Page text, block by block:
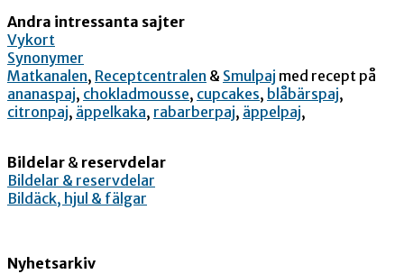
Andra intressanta sajter
Vykort
Synonymer
Matkanalen, Receptcentralen & Smulpaj med recept på
ananaspaj, chokladmousse, cupcakes, blåbärspaj,
citronpaj, äppelkaka, rabarberpaj, äppelpaj,
Bildelar & reservdelar
Bildelar & reservdelar
Bildäck, hjul & fälgar
Nyhetsarkiv